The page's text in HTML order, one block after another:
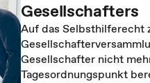
Gesellschafters
Auf das Selbsthilferecht
Gesellschafter nicht
Tagesordnungspunkt